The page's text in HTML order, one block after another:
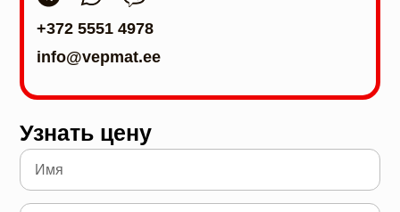
+372 5551 4978
info@vepmat.ee
Узнать цену